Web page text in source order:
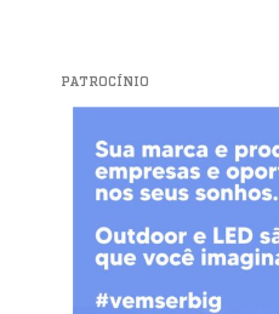
PATROCÍNIO